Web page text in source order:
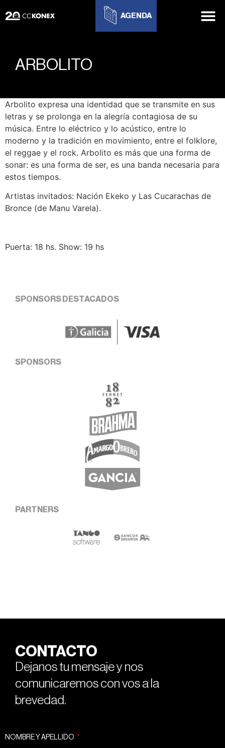
AGENDA
ARBOLITO
Arbolito expresa una identidad que se transmite en sus
letras y se prolonga en la alegría contagiosa de su
música. Entre lo eléctrico y lo acústico, entre lo
moderno y la tradición en movimiento, entre el folklore,
el reggae y el rock. Arbolito es más que una forma de
sonar: es una forma de ser, es una banda necesaria para
estos tiempos.
Artistas invitados: Nación Ekeko y Las Cucarachas de
Bronce (de Manu Varela).
Puerta: 18 hs. Show: 19 hs
SPONSORS DESTACADOS
SPONSORS
PARTNERS
CONTACTO
Dejanos tu mensaje y nos
comunicaremos con vos a la
brevedad.
NOMBRE Y APELLIDO